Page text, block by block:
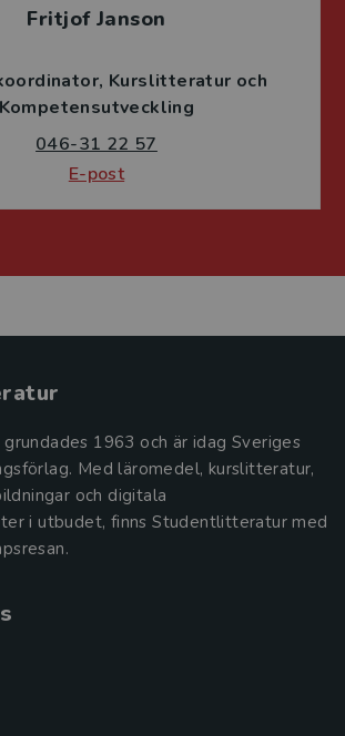
Fritjof Janson
Kurslitteratur och
Kompetensutveckling
046-31 22 57
E-post
1963 och är idag Sveriges
Med läromedel, kurslitteratur,
och digitala
i utbudet, finns Studentlitteratur med